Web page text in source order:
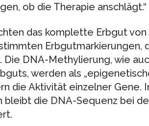
ob die Therapie anschlägt.“
das komplette Erbgut
Erbgutmarkierungen,
DNA-Methylierung, wie
werden als
die Aktivität einzelner Gene.
die DNA-Sequenz bei